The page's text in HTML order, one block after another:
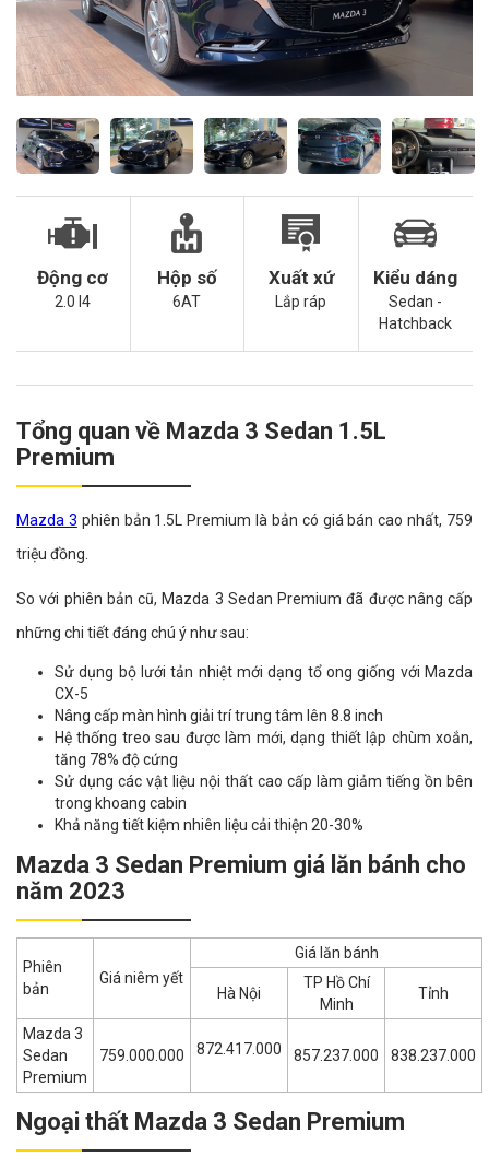
Động cơ
2.0 I4
Hộp số
6AT
Xuất xứ
Lắp ráp
Kiểu dáng
Sedan -
Hatchback
Tổng quan về Mazda 3 Sedan 1.5L
Premium
Mazda 3 phiên bản 1.5L Premium là bản có giá bán cao nhất, 759
triệu đồng.
So với phiên bản cũ, Mazda 3 Sedan Premium đã được nâng cấp
những chi tiết đáng chú ý như sau:
Sử dụng bộ lưới tản nhiệt mới dạng tổ ong giống với Mazda
CX-5
Nâng cấp màn hình giải trí trung tâm lên 8.8 inch
Hệ thống treo sau được làm mới, dạng thiết lập chùm xoắn,
tăng 78% độ cứng
Sử dụng các vật liệu nội thất cao cấp làm giảm tiếng ồn bên
trong khoang cabin
Khả năng tiết kiệm nhiên liệu cải thiện 20-30%
Mazda 3 Sedan Premium giá lăn bánh cho
năm 2023
Phiên
bản
Giá niêm yết
Giá lăn bánh
Hà Nội
TP Hồ Chí
Minh
Tỉnh
Mazda 3
Sedan
Premium
759.000.000 872.417.000 857.237.000 838.237.000
Ngoại thất Mazda 3 Sedan Premium